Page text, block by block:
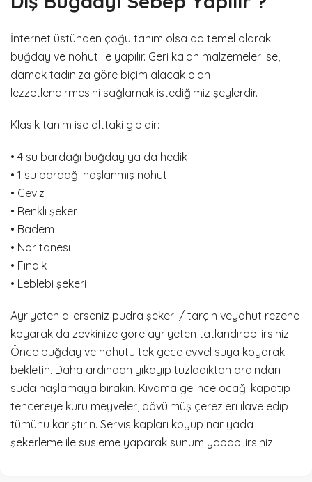
İnternet üstünden çoğu tanım olsa da temel olarak
buğday ve nohut ile yapılır. Geri kalan malzemeler ise,
damak tadınıza göre biçim alacak olan
lezzetlendirmesini sağlamak istediğimiz şeylerdir.
Klasik tanım ise alttaki gibidir:
• 4 su bardağı buğday ya da hedik
• 1 su bardağı haşlanmış nohut
• Ceviz
• Renkli şeker
• Badem
• Nar tanesi
• Fındık
• Leblebi şekeri
Ayriyeten dilerseniz pudra şekeri / tarçın veyahut rezene
koyarak da zevkinize göre ayriyeten tatlandırabilirsiniz.
Önce buğday ve nohutu tek gece evvel suya koyarak
bekletin. Daha ardından yıkayıp tuzladıktan ardından
suda haşlamaya bırakın. Kıvama gelince ocağı kapatıp
tencereye kuru meyveler, dövülmüş çerezleri ilave edip
tümünü karıştırın. Servis kapları koyup nar yada
şekerleme ile süsleme yaparak sunum yapabilirsiniz.